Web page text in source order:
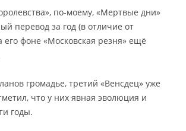
по-моему, «Мертвые дни»
перевод за год (в отличие от
фоне «Московская резня» ещё
громадье, третий «Венсдец» уже
что у них явная эволюция и
годы.